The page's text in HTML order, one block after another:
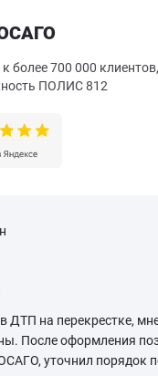
более 700 000
ПОЛИС 812
ДТП на перекрестке,
После оформления
уточнил порядок